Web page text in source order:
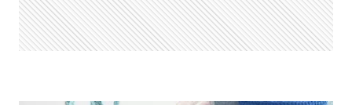
BOLSA
E
FAIXA